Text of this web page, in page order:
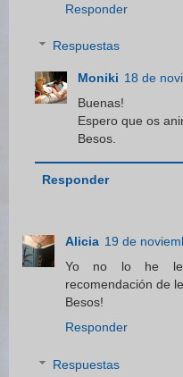
Responder
Respuestas
Moniki 18 de
Buenas!
Espero que os
Besos.
Responder
Alicia 19 de
Yo no lo he
recomendación de
Besos!
Responder
Respuestas